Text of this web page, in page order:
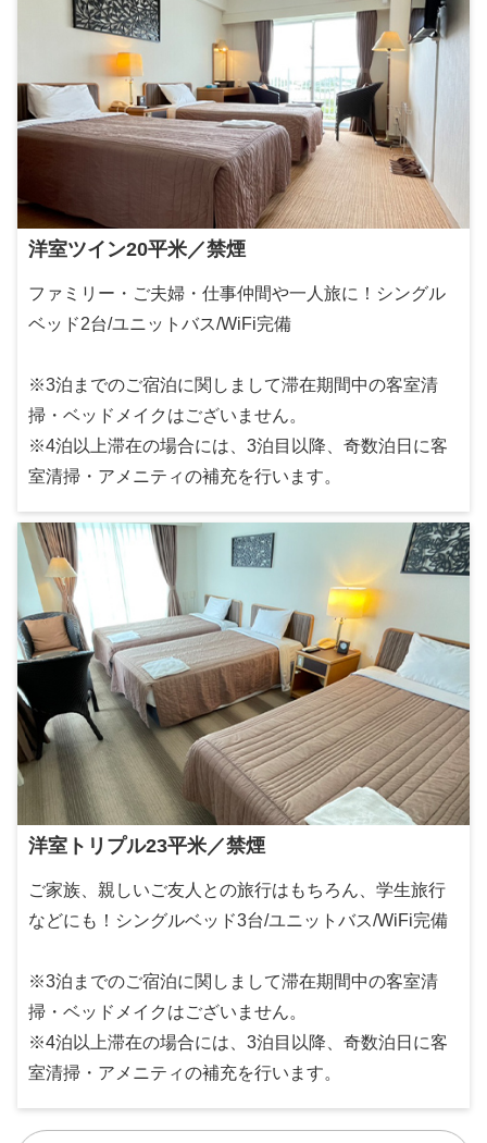
洋室ツイン20平米／禁煙
ファミリー・ご夫婦・仕事仲間や一人旅に！シングル
ベッド2台/ユニットバス/WiFi完備
※3泊までのご宿泊に関しまして滞在期間中の客室清
掃・ベッドメイクはございません。
※4泊以上滞在の場合には、3泊目以降、奇数泊日に客
室清掃・アメニティの補充を行います。
洋室トリプル23平米／禁煙
ご家族、親しいご友人との旅行はもちろん、学生旅行
などにも！シングルベッド3台/ユニットバス/WiFi完備
※3泊までのご宿泊に関しまして滞在期間中の客室清
掃・ベッドメイクはございません。
※4泊以上滞在の場合には、3泊目以降、奇数泊日に客
室清掃・アメニティの補充を行います。